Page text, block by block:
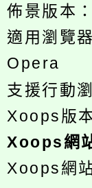
佈景版本：
適用瀏覽
Opera
支援行動
Xoops版
Xoops網
Xoops網